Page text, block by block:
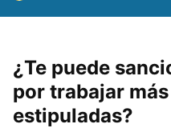
¿Te puede
por trabajar
estipuladas?